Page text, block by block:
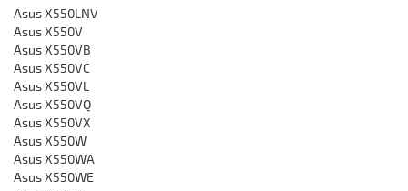
Asus X550LNV
Asus X550V
Asus X550VB
Asus X550VC
Asus X550VL
Asus X550VQ
Asus X550VX
Asus X550W
Asus X550WA
Asus X550WE